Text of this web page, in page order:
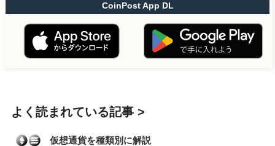
CoinPost App DL
よく読まれている記事
仮想通貨を種類別に解説